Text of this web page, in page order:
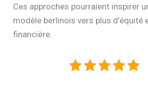
Ces approches pourraient inspirer
modèle berlinois vers plus d’équité
financière.